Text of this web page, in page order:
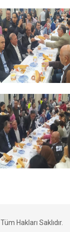
Tüm Hakları Saklıdır.